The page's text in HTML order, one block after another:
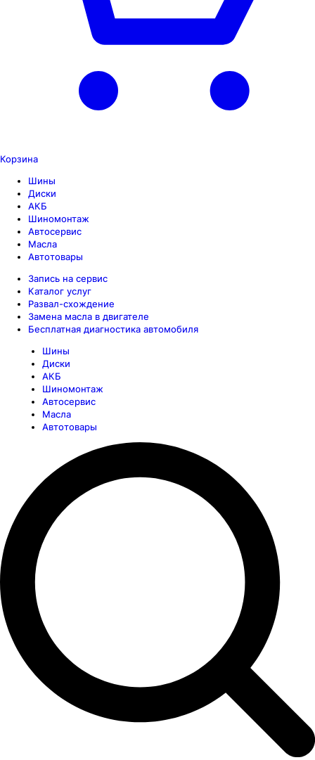
Корзина
Шины
Диски
АКБ
Шиномонтаж
Автосервис
Масла
Автотовары
Запись на сервис
Каталог услуг
Развал-схождение
Замена масла в двигателе
Бесплатная диагностика автомобиля
Шины
Диски
АКБ
Шиномонтаж
Автосервис
Масла
Автотовары